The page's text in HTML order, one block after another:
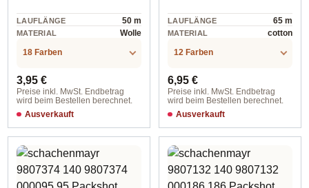
LAUFLÄNGE 50 m
MATERIAL
Wolle
18 Farben
Regulärer Preis:
3,95 €
Preise inkl. MwSt. Endbetrag
wird beim Bestellen berechnet.
Ausverkauft
00011 pink
LAUFLÄNGE 65 m
MATERIAL
cotton
12 Farben
Regulärer Preis:
6,95 €
Preise inkl. MwSt. Endbetrag
wird beim Bestellen berechnet.
Ausverkauft
3 mm / sand